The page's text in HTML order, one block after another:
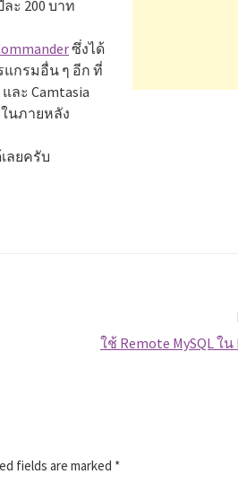
ะ 200 บาท
ซึ่งได้
กรมอื่น ๆ อีก ที่
ละ Camtasia
นภายหลัง
ลยครับ
ใช้ Remote MySQL ใ
fields are marked *